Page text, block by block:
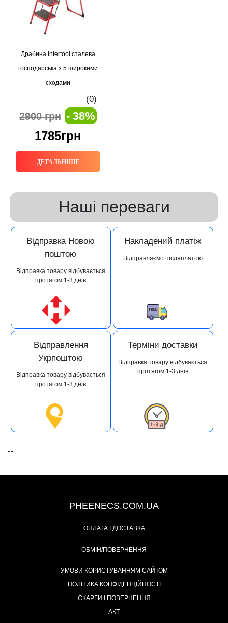
Драбина Intertool сталева
господарська з 5 широкими
сходами
(0)
2900 грн - 38%
1785грн
ДЕТАЛЬНІШЕ
Наші переваги
Відправка Новою
поштою
Відправка товару відбувається
протягом 1-3 днів
Накладений платіж
Відправляємо післяплатою
Відправлення
Укрпоштою
Відправка товару відбувається
протягом 1-3 днів
Терміни доставки
Відправка товару відбувається
протягом 1-3 днів
--
PHEENECS.COM.UA
ОПЛАТА І ДОСТАВКА
ОБМІН/ПОВЕРНЕННЯ
УМОВИ КОРИСТУВАННЯМ САЙТОМ
ПОЛІТИКА КОНФІДЕНЦІЙНОСТІ
СКАРГИ І ПОВЕРНЕННЯ
АКТ